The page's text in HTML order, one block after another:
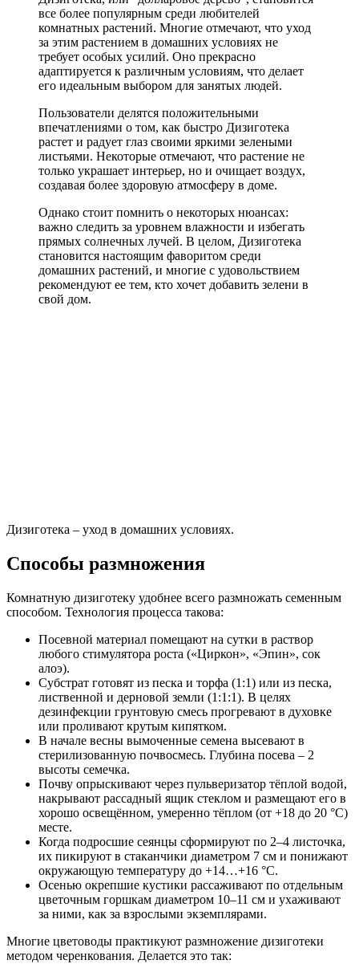
все более популярным среди любителей
комнатных растений. Многие отмечают, что уход
за этим растением в домашних условиях не
требует особых усилий. Оно прекрасно
адаптируется к различным условиям, что делает
его идеальным выбором для занятых людей.
Пользователи делятся положительными
впечатлениями о том, как быстро Дизиготека
растет и радует глаз своими яркими зелеными
листьями. Некоторые отмечают, что растение не
только украшает интерьер, но и очищает воздух,
создавая более здоровую атмосферу в доме.
Однако стоит помнить о некоторых нюансах:
важно следить за уровнем влажности и избегать
прямых солнечных лучей. В целом, Дизиготека
становится настоящим фаворитом среди
домашних растений, и многие с удовольствием
рекомендуют ее тем, кто хочет добавить зелени в
свой дом.
Дизиготека – уход в домашних условиях.
Способы размножения
Комнатную дизиготеку удобнее всего размножать семенным
способом. Технология процесса такова:
Посевной материал помещают на сутки в раствор
любого стимулятора роста («Циркон», «Эпин», сок
алоэ).
Субстрат готовят из песка и торфа (1:1) или из песка,
лиственной и дерновой земли (1:1:1). В целях
дезинфекции грунтовую смесь прогревают в духовке
или проливают крутым кипятком.
В начале весны вымоченные семена высевают в
стерилизованную почвосмесь. Глубина посева – 2
высоты семечка.
Почву опрыскивают через пульверизатор тёплой водой,
накрывают рассадный ящик стеклом и размещают его в
хорошо освещённом, умеренно тёплом (от +18 до 20 °C)
месте.
Когда подросшие сеянцы сформируют по 2–4 листочка,
их пикируют в стаканчики диаметром 7 см и понижают
окружающую температуру до +14…+16 °C.
Осенью окрепшие кустики рассаживают по отдельным
цветочным горшкам диаметром 10–11 см и ухаживают
за ними, как за взрослыми экземплярами.
Многие цветоводы практикуют размножение дизиготеки
методом черенкования. Делается это так: